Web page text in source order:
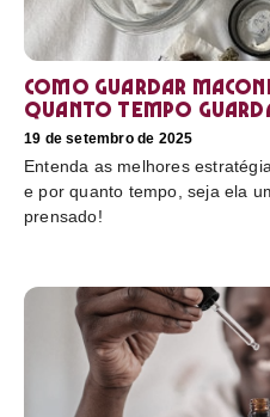
Como guardar
quanto tempo
19 de setembro de 2025
Entenda as melhores
e por quanto tempo, seja ela
prensado!